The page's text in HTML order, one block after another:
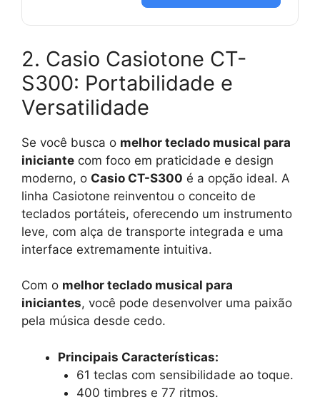
2. Casio Casiotone CT-
S300: Portabilidade e
Versatilidade
Se você busca o melhor teclado musical para
iniciante com foco em praticidade e design
moderno, o Casio CT-S300 é a opção ideal. A
linha Casiotone reinventou o conceito de
teclados portáteis, oferecendo um instrumento
leve, com alça de transporte integrada e uma
interface extremamente intuitiva.
Com o melhor teclado musical para
iniciantes, você pode desenvolver uma paixão
pela música desde cedo.
Principais Características:
61 teclas com sensibilidade ao toque.
400 timbres e 77 ritmos.